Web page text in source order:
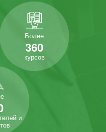
Более
360
курсов
и